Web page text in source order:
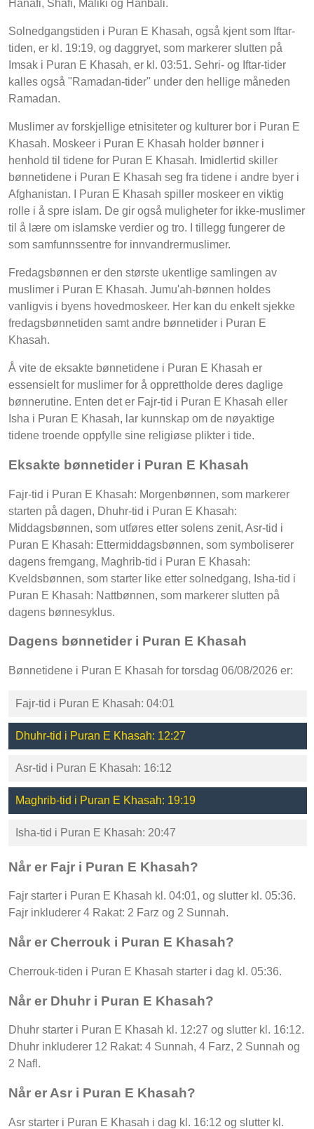
Hanafi, Shafi, Maliki og Hanbali.
Solnedgangstiden i Puran E Khasah, også kjent som Iftar-
tiden, er kl. 19:19, og daggryet, som markerer slutten på
Imsak i Puran E Khasah, er kl. 03:51. Sehri- og Iftar-tider
kalles også "Ramadan-tider" under den hellige måneden
Ramadan.
Muslimer av forskjellige etnisiteter og kulturer bor i Puran E
Khasah. Moskeer i Puran E Khasah holder bønner i
henhold til tidene for Puran E Khasah. Imidlertid skiller
bønnetidene i Puran E Khasah seg fra tidene i andre byer i
Afghanistan. I Puran E Khasah spiller moskeer en viktig
rolle i å spre islam. De gir også muligheter for ikke-muslimer
til å lære om islamske verdier og tro. I tillegg fungerer de
som samfunnssentre for innvandrermuslimer.
Fredagsbønnen er den største ukentlige samlingen av
muslimer i Puran E Khasah. Jumu'ah-bønnen holdes
vanligvis i byens hovedmoskeer. Her kan du enkelt sjekke
fredagsbønnetiden samt andre bønnetider i Puran E
Khasah.
Å vite de eksakte bønnetidene i Puran E Khasah er
essensielt for muslimer for å opprettholde deres daglige
bønnerutine. Enten det er Fajr-tid i Puran E Khasah eller
Isha i Puran E Khasah, lar kunnskap om de nøyaktige
tidene troende oppfylle sine religiøse plikter i tide.
Eksakte bønnetider i Puran E Khasah
Fajr-tid i Puran E Khasah: Morgenbønnen, som markerer
starten på dagen, Dhuhr-tid i Puran E Khasah:
Middagsbønnen, som utføres etter solens zenit, Asr-tid i
Puran E Khasah: Ettermiddagsbønnen, som symboliserer
dagens fremgang, Maghrib-tid i Puran E Khasah:
Kveldsbønnen, som starter like etter solnedgang, Isha-tid i
Puran E Khasah: Nattbønnen, som markerer slutten på
dagens bønnesyklus.
Dagens bønnetider i Puran E Khasah
Bønnetidene i Puran E Khasah for torsdag 06/08/2026 er:
Fajr-tid i Puran E Khasah: 04:01
Dhuhr-tid i Puran E Khasah: 12:27
Asr-tid i Puran E Khasah: 16:12
Maghrib-tid i Puran E Khasah: 19:19
Isha-tid i Puran E Khasah: 20:47
Når er Fajr i Puran E Khasah?
Fajr starter i Puran E Khasah kl. 04:01, og slutter kl. 05:36.
Fajr inkluderer 4 Rakat: 2 Farz og 2 Sunnah.
Når er Cherrouk i Puran E Khasah?
Cherrouk-tiden i Puran E Khasah starter i dag kl. 05:36.
Når er Dhuhr i Puran E Khasah?
Dhuhr starter i Puran E Khasah kl. 12:27 og slutter kl. 16:12.
Dhuhr inkluderer 12 Rakat: 4 Sunnah, 4 Farz, 2 Sunnah og
2 Nafl.
Når er Asr i Puran E Khasah?
Asr starter i Puran E Khasah i dag kl. 16:12 og slutter kl.